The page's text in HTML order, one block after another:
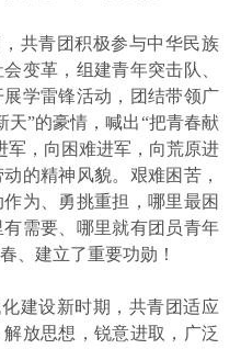
共青团积极参与中华民族
变革，组建青年突击队、
学雷锋活动，团结带领广
天”的豪情，喊出“把青春献
军，向困难进军，向荒原进
的精神风貌。艰难困苦，
为、勇挑重担，哪里最困
需要、哪里就有团员青年
、建立了重要功勋！
建设新时期，共青团适应
放思想，锐意进取，广泛